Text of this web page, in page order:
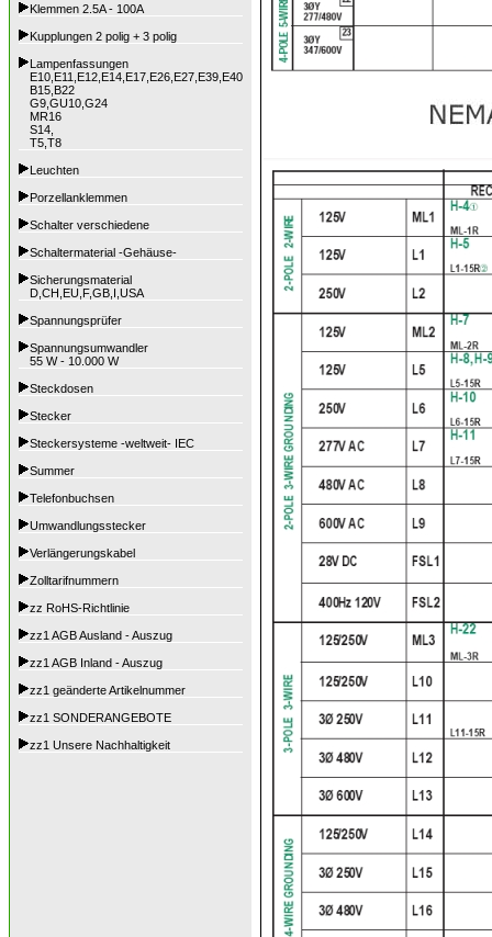
Klemmen 2.5A - 100A
Kupplungen 2 polig + 3 polig
Lampenfassungen
E10,E11,E12,E14,E17,E26,E27,E39,E40
B15,B22
G9,GU10,G24
MR16
S14,
T5,T8
Leuchten
Porzellanklemmen
Schalter verschiedene
Schaltermaterial -Gehäuse-
Sicherungsmaterial
D,CH,EU,F,GB,I,USA
Spannungsprüfer
Spannungsumwandler
55 W - 10.000 W
Steckdosen
Stecker
Steckersysteme -weltweit- IEC
Summer
Telefonbuchsen
Umwandlungsstecker
Verlängerungskabel
Zolltarifnummern
zz RoHS-Richtlinie
zz1 AGB Ausland - Auszug
zz1 AGB Inland - Auszug
zz1 geänderte Artikelnummer
zz1 SONDERANGEBOTE
zz1 Unsere Nachhaltigkeit